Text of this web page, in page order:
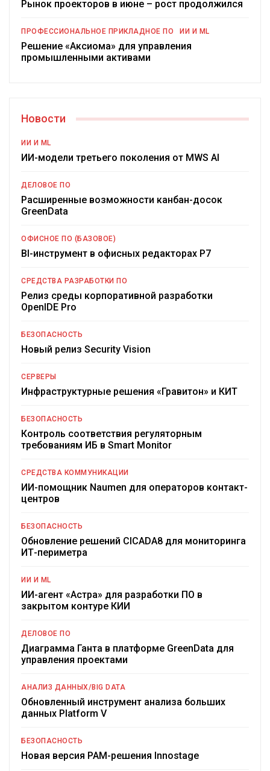
Рынок проекторов в июне – рост продолжился
ПРОФЕССИОНАЛЬНОЕ ПРИКЛАДНОЕ ПО ИИ И ML
Решение «Аксиома» для управления
промышленными активами
Новости
ИИ И ML
ИИ-модели третьего поколения от MWS AI
ДЕЛОВОЕ ПО
Расширенные возможности канбан-досок
GreenData
ОФИСНОЕ ПО (БАЗОВОЕ)
BI-инструмент в офисных редакторах Р7
СРЕДСТВА РАЗРАБОТКИ ПО
Релиз среды корпоративной разработки
OpenIDE Pro
БЕЗОПАСНОСТЬ
Новый релиз Security Vision
СЕРВЕРЫ
Инфраструктурные решения «Гравитон» и КИТ
БЕЗОПАСНОСТЬ
Контроль соответствия регуляторным
требованиям ИБ в Smart Monitor
СРЕДСТВА КОММУНИКАЦИИ
ИИ-помощник Naumen для операторов контакт-
центров
БЕЗОПАСНОСТЬ
Обновление решений CICADA8 для мониторинга
ИТ-периметра
ИИ И ML
ИИ-агент «Астра» для разработки ПО в
закрытом контуре КИИ
ДЕЛОВОЕ ПО
Диаграмма Ганта в платформе GreenData для
управления проектами
АНАЛИЗ ДАННЫХ/BIG DATA
Обновленный инструмент анализа больших
данных Platform V
БЕЗОПАСНОСТЬ
Новая версия PAM-решения Innostage